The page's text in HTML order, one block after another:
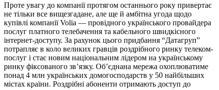
Проте увагу до компанії протягом останнього року привертає
не тільки все вищезгадане, але ще й амбітна угода щодо
купівлі компанії Volia — провідного українського провайдера
послуг платного телебачення та кабельного швидкісного
інтернет-доступу. За рахунок цього придбання “Датагруп”
потрапляє в коло великих гравців роздрібного ринку телеком-
послуг і стає новим національним лідером на українському
ринку фіксованого зв’язку. Об’єднана мережа охоплюватиме
понад 4 млн українських домогосподарств у 50 найбільших
містах країни. Роздрібні абоненти отримають доступ до